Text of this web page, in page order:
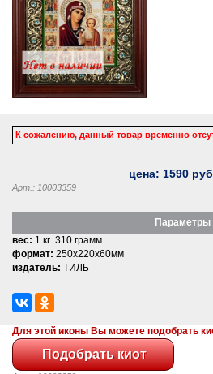
К сожалению, данный товар временно
цена: 1590
Арт.: 10003359
Параметры
вес: 1 кг 310 грамм
формат: 250x220x60мм
издатель: ТИЛЬ
Для этой иконы Вы можете подобрать